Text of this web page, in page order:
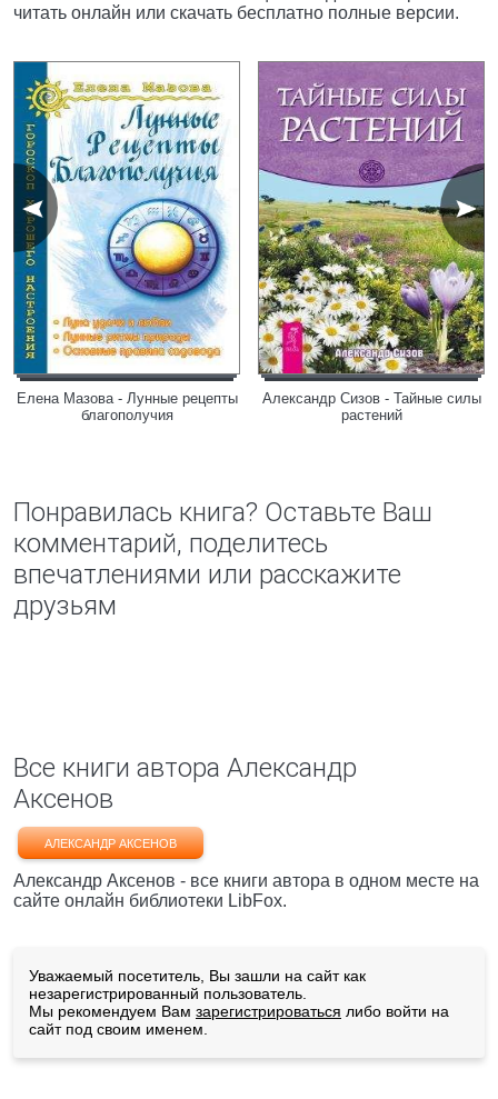
читать онлайн или скачать бесплатно полные версии.
Елена Мазова - Лунные рецепты
благополучия
Александр Сизов - Тайные силы
растений
Понравилась книга? Оставьте Ваш
комментарий, поделитесь
впечатлениями или расскажите
друзьям
Все книги автора Александр
Аксенов
АЛЕКСАНДР АКСЕНОВ
Александр Аксенов - все книги автора в одном месте на
сайте онлайн библиотеки LibFox.
Уважаемый посетитель, Вы зашли на сайт как
незарегистрированный пользователь.
Мы рекомендуем Вам зарегистрироваться либо войти на
сайт под своим именем.